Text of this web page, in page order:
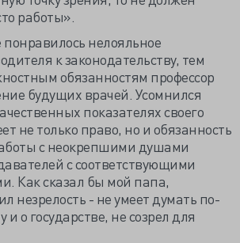
работы».
нелояльное
к законодательству, тем
обязанностям профессор
будущих врачей. Усомнился
показателях своего
не только право, но и обязанность
с неокрепшими душами
с соответствующими
Как сказал бы мой папа,
незрелость - не умеет думать по-
и о государстве, не созрел для